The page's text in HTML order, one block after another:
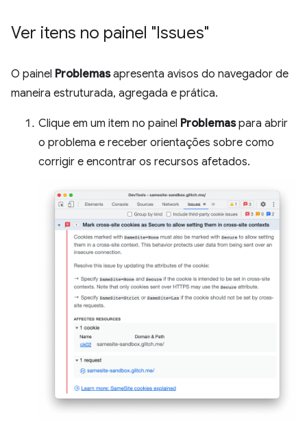
Ver itens no painel "Issues"
O painel Problemasapresenta avisos do navegador de
maneira estruturada, agregada e prática.
Clique em um item no painel Problemaspara abrir
o problema e receber orientações sobre como
corrigir e encontrar os recursos afetados.